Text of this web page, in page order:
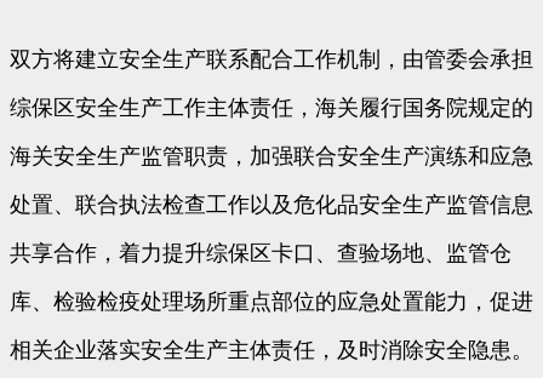
双方将建立安全生产联系配合工作机制，由管委会承担
综保区安全生产工作主体责任，海关履行国务院规定的
海关安全生产监管职责，加强联合安全生产演练和应急
处置、联合执法检查工作以及危化品安全生产监管信息
共享合作，着力提升综保区卡口、查验场地、监管仓
库、检验检疫处理场所重点部位的应急处置能力，促进
相关企业落实安全生产主体责任，及时消除安全隐患。